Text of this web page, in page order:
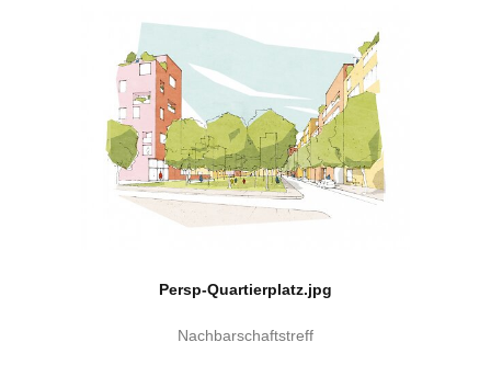
Persp-Quartierplatz.jpg
Nachbarschaftstreff